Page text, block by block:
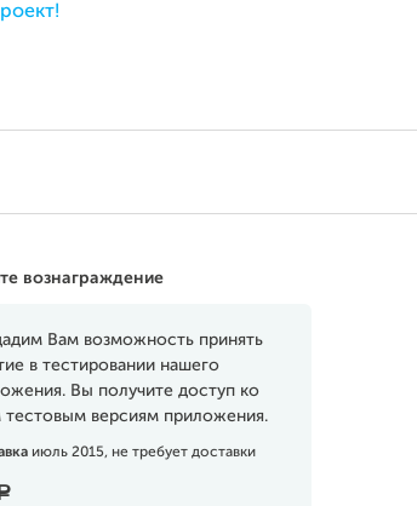
вознаграждение
Вам возможность принять
в тестировании нашего
Вы получите доступ ко
тестовым версиям приложения.
июль 2015, не требует доставки